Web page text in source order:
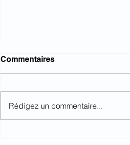
Commentaires
Rédigez un commentaire...